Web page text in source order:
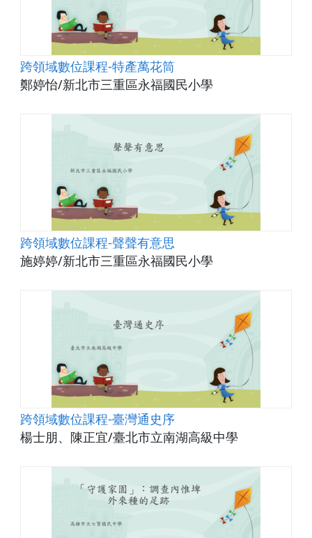
跨領域數位課程-特產萬花筒
鄭婷怡/新北市三重區永福國民小學
跨領域數位課程-聲聲有意思
施婷婷/新北市三重區永福國民小學
跨領域數位課程-臺灣通史序
楊士朋、陳正宜/臺北市立南湖高級中學